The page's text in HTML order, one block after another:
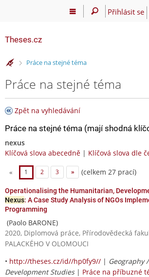
Přihlásit se
Theses.cz
>Práce na stejné téma
Práce na stejné téma
Zpět na vyhledávání
Práce na stejné téma (mají shodná
nexus
Klíčová slova abecedně | Klíčová slova dle
« 1 2 3 » (celkem 27 prací)
Operationalising the Humanitarian,
Nexus: A Case Study Analysis of NGOs
Programming
(Paolo BARONE)
2020, Diplomová práce, Přírodovědecká
PALACKÉHO V OLOMOUCI
• http://theses.cz/id//hp0fy9// | Geography
Development Studies| Práce na příbuzné